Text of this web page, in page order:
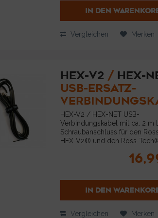
IN DEN
Vergleichen Merken
HEX-V2 / HEX-
USB-ERSATZ-
HEX-V2 / HEX-NET USB-
Verbindungskabel mit ca. 2 m
Schraubanschluss für den
HEX-V2® und den Ross-
es einfach durch den Kunden
IN DEN
Vergleichen Merken